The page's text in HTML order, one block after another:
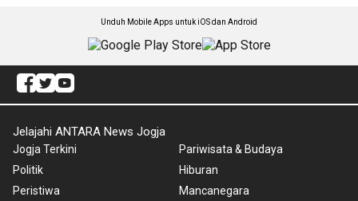
Unduh Mobile Apps untuk iOS dan Android
Jelajahi ANTARA News Jogja
Jogja Terkini
Politik
Peristiwa
Pariwisata & Budaya
Hiburan
Mancanegara